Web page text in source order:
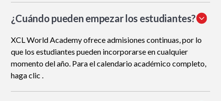
¿Cuándo pueden empezar los estudiantes?
XCL World Academy ofrece admisiones continuas, por lo
que los estudiantes pueden incorporarse en cualquier
momento del año. Para el calendario académico completo,
haga clic .